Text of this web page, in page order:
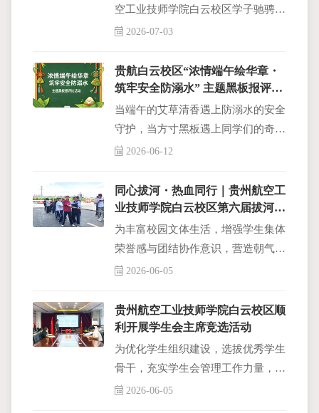
空工业技师学院白云校区学子驰骋赛
场、奋勇争先。本次赛事，由钟亚、
务与管理专业徐勤言、倪嘉彷、张文
雯、陈邓吉鋆
2026-07-03
贵航白云校区“浓情端午绘华章・
筑牢安全防溺水” 主题黑板报评比
投票正式启动
当端午的艾草清香遇上防溺水的安全
守护，当方寸黑板遇上同学们的奇思
妙想，会碰撞出怎样的火花?贵州航
绘华章・筑牢安全防溺水”主题黑板
报评比创作
2026-06-12
同心拔河・热血同行｜贵州航空工
业技师学院白云校区第六届拔河比
赛圆满落幕
为丰富校园文体生活，增强学生集体
荣誉感与团结协作意识，营造朝气蓬
勃、积极向上的校园氛围，近日，贵
办第六届 “同心拔河·热血同行” 拔河
比赛。
2026-06-05
贵州航空工业技师学院白云校区顺
利开展学生会主席竞选活动
为优化学生组织建设，选拔优秀学生
骨干，充实学生会管理工作力量，贵
州航空工业技师学院白云校区学生会
2026-06-05